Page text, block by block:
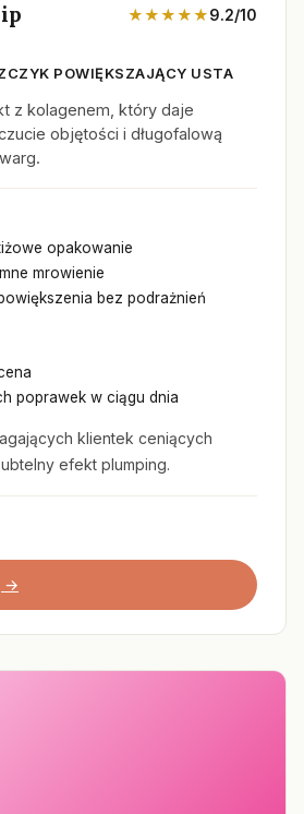
★★★★★9.2/10
POWIĘKSZAJĄCY USTA
z kolagenem, który daje
objętości i długofalową
opakowanie
mrowienie
bez podrażnień
poprawek w ciągu dnia
klientek ceniących
efekt plumping.
→